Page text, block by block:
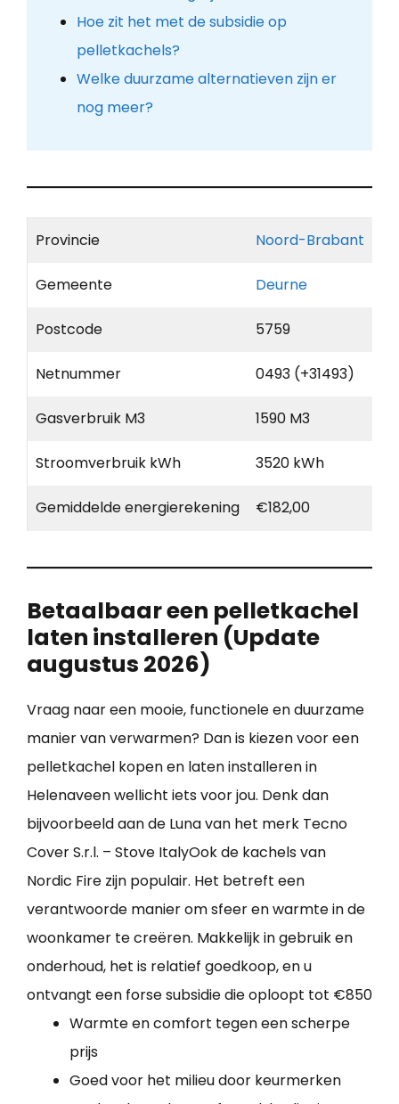
Hoe zit het met de subsidie op
pelletkachels?
Welke duurzame alternatieven zijn er
nog meer?
Provincie Noord-Brabant
Gemeente Deurne
Postcode 5759
Netnummer 0493 (+31493)
Gasverbruik M3 1590 M3
Stroomverbruik kWh 3520 kWh
Gemiddelde energierekening €182,00
Betaalbaar een pelletkachel
laten installeren (Update
augustus 2026)
Vraag naar een mooie, functionele en duurzame
manier van verwarmen? Dan is kiezen voor een
pelletkachel kopen en laten installeren in
Helenaveen wellicht iets voor jou. Denk dan
bijvoorbeeld aan de Luna van het merk Tecno
Cover S.r.l. – Stove ItalyOok de kachels van
Nordic Fire zijn populair. Het betreft een
verantwoorde manier om sfeer en warmte in de
woonkamer te creëren. Makkelijk in gebruik en
onderhoud, het is relatief goedkoop, en u
ontvangt een forse subsidie die oploopt tot €850
Warmte en comfort tegen een scherpe
prijs
Goed voor het milieu door keurmerken